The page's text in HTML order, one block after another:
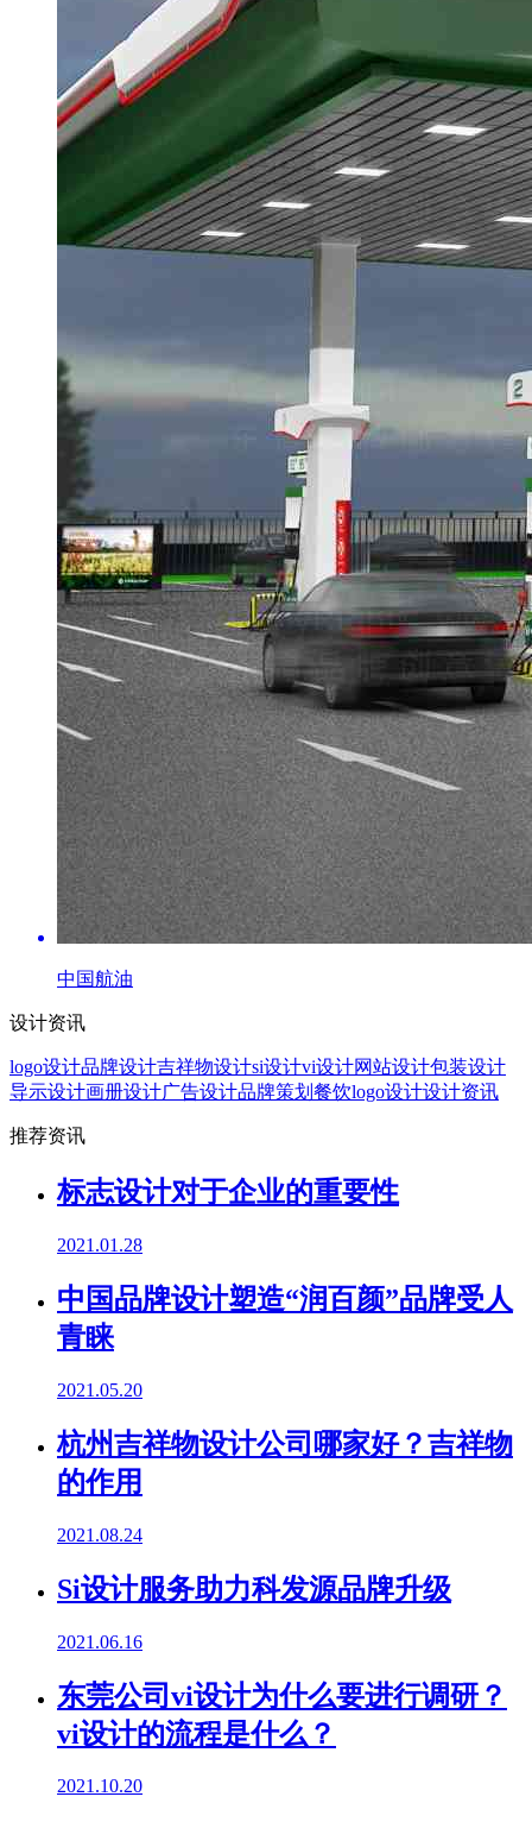
中国航油
设计资讯
logo设计品牌设计吉祥物设计si设计vi设计网站设计包装设计
导示设计画册设计广告设计品牌策划 餐饮logo设计设计资讯
推荐资讯
标志设计对于企业的重要性
2021.01.28
中国品牌设计塑造“润百颜”品牌受人
青睐
2021.05.20
杭州吉祥物设计公司哪家好？吉祥物
的作用
2021.08.24
Si设计服务助力科发源品牌升级
2021.06.16
东莞公司vi设计为什么要进行调研？
vi设计的流程是什么？
2021.10.20